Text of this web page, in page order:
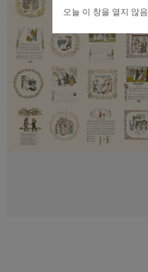
오늘 이 창을 열지 않음